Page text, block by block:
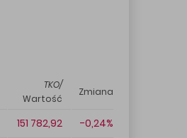
TKO/
Wartość
Zmiana
151 782,92 -0,24%